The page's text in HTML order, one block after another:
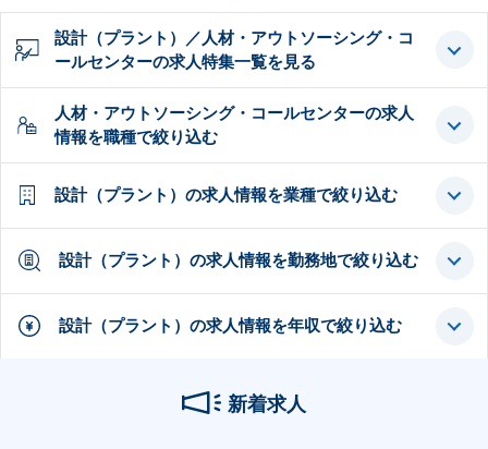
設計（プラント）／人材・アウトソーシング・コ
ールセンターの求人特集一覧を見る
人材・アウトソーシング・コールセンターの求人
情報を職種で絞り込む
設計（プラント）の求人情報を業種で絞り込む
設計（プラント）の求人情報を勤務地で絞り込む
設計（プラント）の求人情報を年収で絞り込む
新着求人